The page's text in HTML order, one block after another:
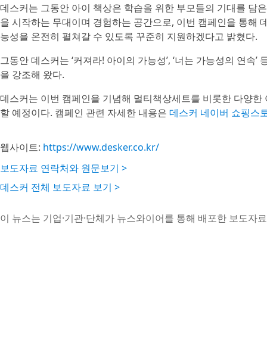
데스커는 그동안 아이 책상은 학습을 위한 부모들의 기대를 담
을 시작하는 무대이며 경험하는 공간으로, 이번 캠페인을 통해
능성을 온전히 펼쳐갈 수 있도록 꾸준히 지원하겠다고 밝혔다.
그동안 데스커는 ‘커져라! 아이의 가능성’, ‘너는 가능성의 연속
을 강조해 왔다.
데스커는 이번 캠페인을 기념해 멀티책상세트를 비롯한 다양
할 예정이다. 캠페인 관련 자세한 내용은 데스커 네이버 쇼핑스
웹사이트: https://www.desker.co.kr/
보도자료 연락처와 원문보기 >
데스커 전체 보도자료 보기 >
이 뉴스는 기업·기관·단체가 뉴스와이어를 통해 배포한 보도자